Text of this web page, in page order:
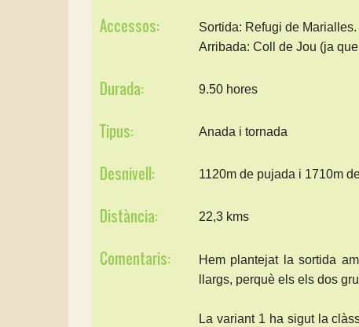
Accessos:
Sortida: Refugi de Marialles.
Arribada: Coll de Jou (ja
Durada: 9.50 hores
Tipus: Anada i tornada
Desnivell: 1120m de pujada i 1710m
Distància: 22,3 kms
Comentaris:
Hem plantejat la sortida
llargs, perquè els els dos
La variant 1 ha sigut la